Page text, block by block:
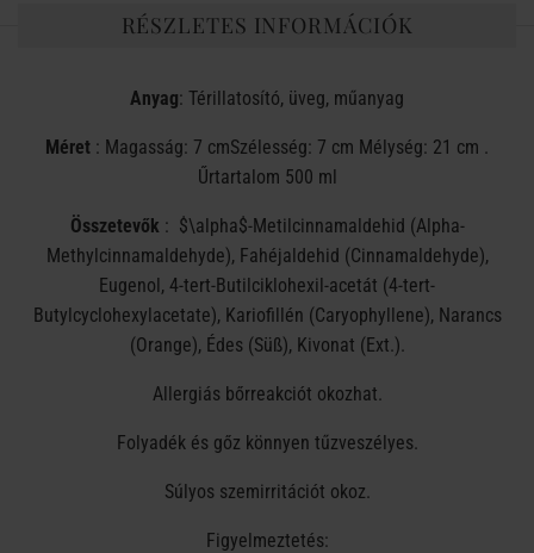
RÉSZLETES INFORMÁCIÓK
Anyag: Térillatosító, üveg, műanyag
Méret : Magasság: 7 cmSzélesség: 7 cm Mélység: 21 cm .
Űrtartalom 500 ml
Összetevők : $\alpha$-Metilcinnamaldehid (Alpha-
Methylcinnamaldehyde), Fahéjaldehid (Cinnamaldehyde),
Eugenol, 4-tert-Butilciklohexil-acetát (4-tert-
Butylcyclohexylacetate), Kariofillén (Caryophyllene), Narancs
(Orange), Édes (Süß), Kivonat (Ext.).
Allergiás bőrreakciót okozhat.
Folyadék és gőz könnyen tűzveszélyes.
Súlyos szemirritációt okoz.
Figyelmeztetés: